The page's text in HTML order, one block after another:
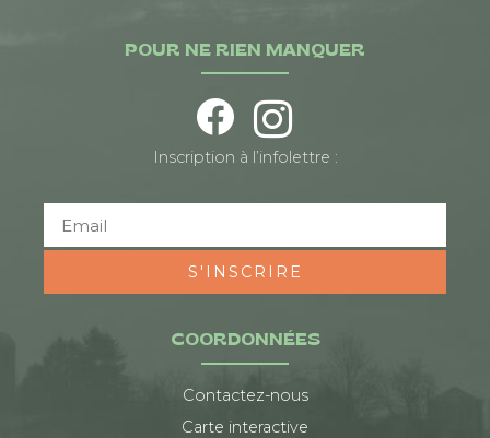
COORDONNÉES
Contactez-nous
Carte interactive
POUR NE RIEN MANQUER
Inscription à l’infolettre :
S'INSCRIRE